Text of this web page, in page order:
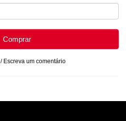
Comprar
/ Escreva um comentário